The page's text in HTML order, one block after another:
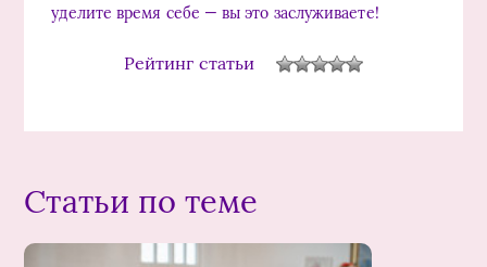
уделите время себе — вы это заслуживаете!
Рейтинг статьи
Статьи по теме